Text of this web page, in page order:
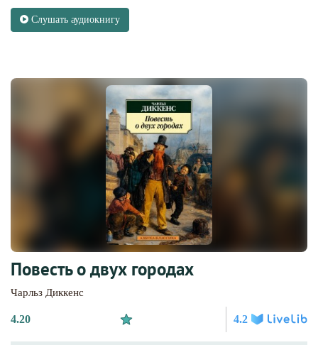
Слушать аудиокнигу
Повесть о двух городах
Чарльз Диккенс
4.20 4.2